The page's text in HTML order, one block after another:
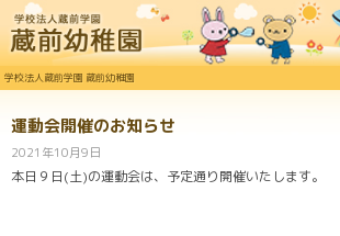
学校法人蔵前
学校法人蔵前学園 蔵前幼稚園
運動会開催のお知らせ
2021年10月9日
本日９日(土)の運動会は、予定通り開催いたします。